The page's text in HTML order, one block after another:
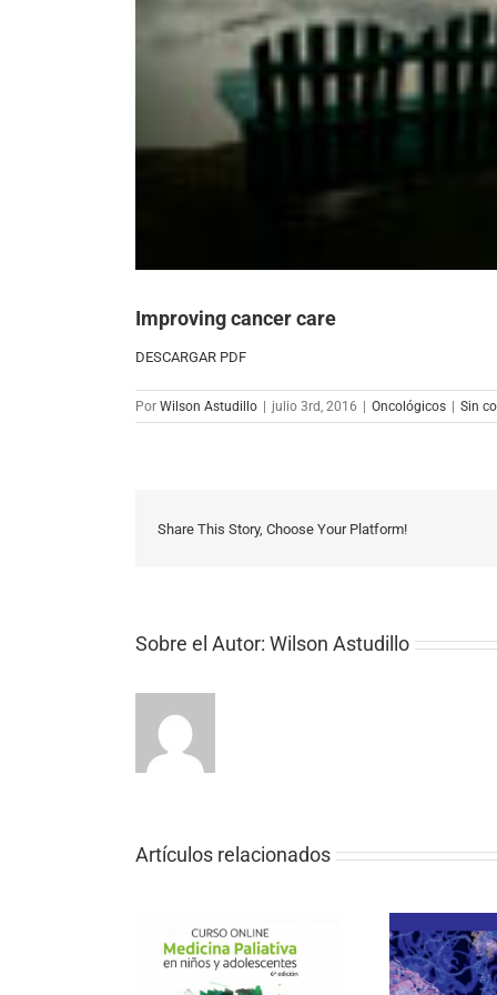
Improving cancer care
DESCARGAR PDF
Por Wilson Astudillo julio 3rd, 2016 Oncológicos Sin
Share This Story, Choose Your Platform!
Sobre el Autor: Wilson Astudillo
Artículos relacionados